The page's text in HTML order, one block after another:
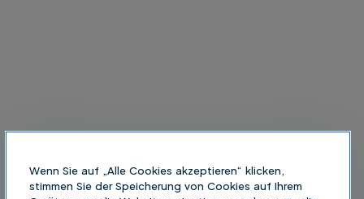
Wenn Sie auf „Alle Cookies akzeptieren“ klicken,
stimmen Sie der Speicherung von Cookies auf Ihrem